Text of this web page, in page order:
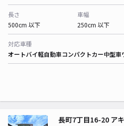
長さ
500cm 以下
車幅
250cm 以下
対応車種
オートバイ軽自動車コンパクトカー中型車
長町7丁目16-20 ア